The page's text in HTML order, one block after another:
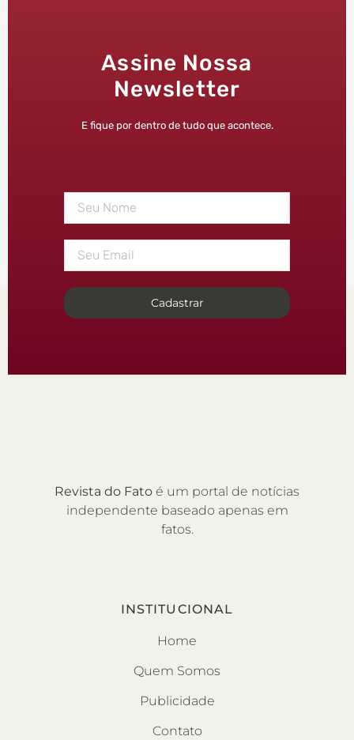
Assine Nossa
Newsletter
E fique por dentro de tudo que acontece.
Cadastrar
Revista do Fato é um portal de notícias
independente baseado apenas em
fatos.
INSTITUCIONAL
Home
Quem Somos
Publicidade
Contato